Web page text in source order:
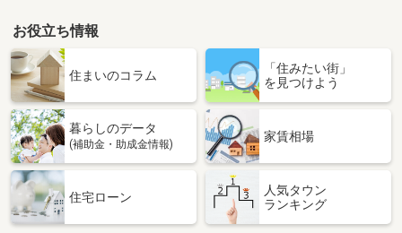
お役立ち情報
住まいのコラム
「住みたい街」
を見つけよう
暮らしのデータ
(補助金・助成金情報)
家賃相場
住宅ローン
人気タウン
ランキング